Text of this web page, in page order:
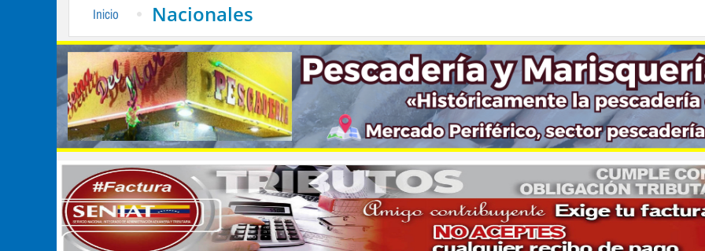
Inicio Nacionales